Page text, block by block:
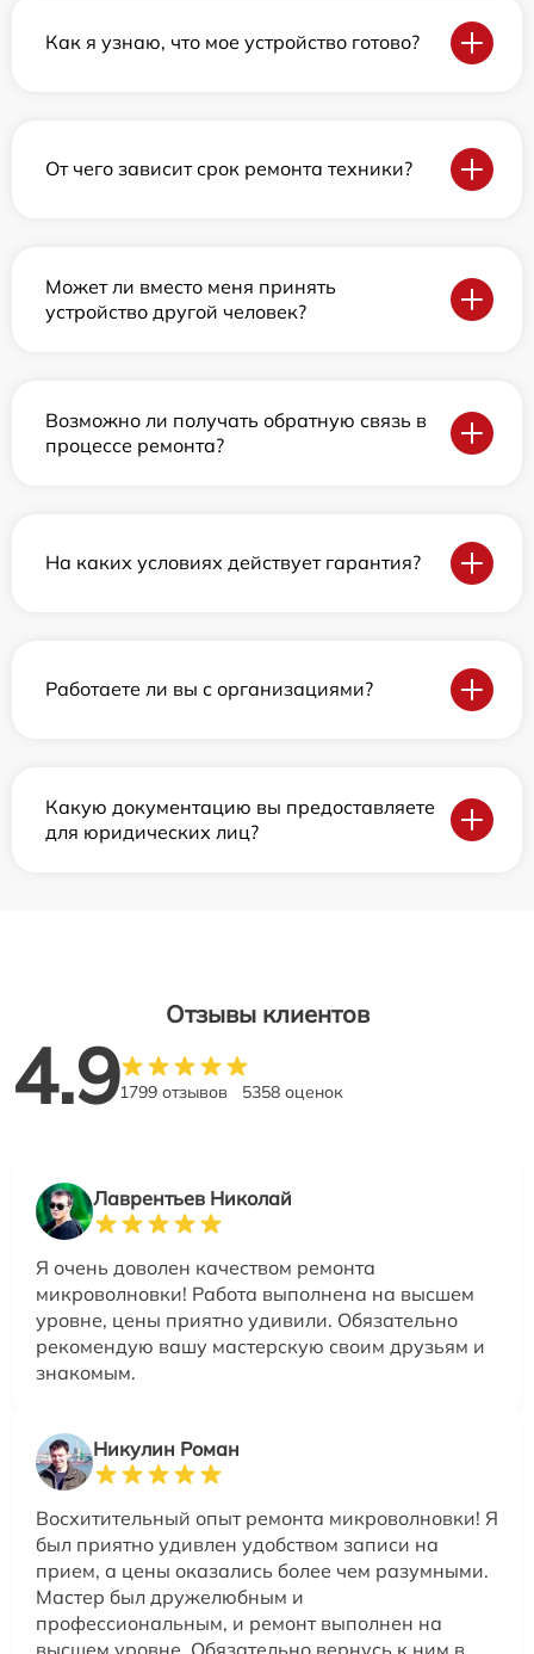
Как я узнаю, что мое устройство готово?
От чего зависит срок ремонта техники?
Может ли вместо меня принять
устройство другой человек?
Возможно ли получать обратную связь в
процессе ремонта?
На каких условиях действует гарантия?
Работаете ли вы с организациями?
Какую документацию вы предоставляете
для юридических лиц?
Отзывы клиентов
4.91799 отзывов 5358 оценок
Лаврентьев Николай
Я очень доволен качеством ремонта
микроволновки! Работа выполнена на высшем
уровне, цены приятно удивили. Обязательно
рекомендую вашу мастерскую своим друзьям и
знакомым.
Никулин Роман
Восхитительный опыт ремонта микроволновки! Я
был приятно удивлен удобством записи на
прием, а цены оказались более чем разумными.
Мастер был дружелюбным и
профессиональным, и ремонт выполнен на
высшем уровне. Обязательно вернусь к ним в